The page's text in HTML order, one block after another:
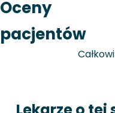
Oceny
pacjentów